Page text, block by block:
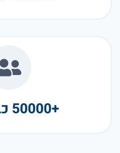
+50000 כבר ניסו